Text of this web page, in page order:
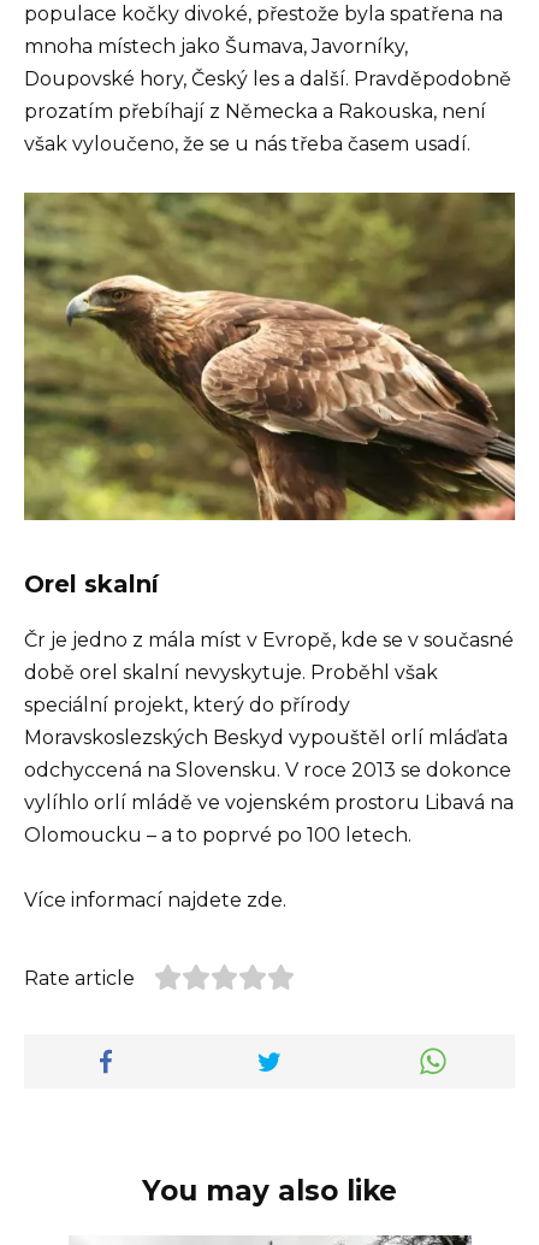
populace kočky divoké, přestože byla spatřena na
mnoha místech jako Šumava, Javorníky,
Doupovské hory, Český les a další. Pravděpodobně
prozatím přebíhají z Německa a Rakouska, není
však vyloučeno, že se u nás třeba časem usadí.
Orel skalní
Čr je jedno z mála míst v Evropě, kde se v současné
době orel skalní nevyskytuje. Proběhl však
speciální projekt, který do přírody
Moravskoslezských Beskyd vypouštěl orlí mláďata
odchyccená na Slovensku. V roce 2013 se dokonce
vylíhlo orlí mládě ve vojenském prostoru Libavá na
Olomoucku – a to poprvé po 100 letech.
Více informací najdete zde.
Rate article
You may also like